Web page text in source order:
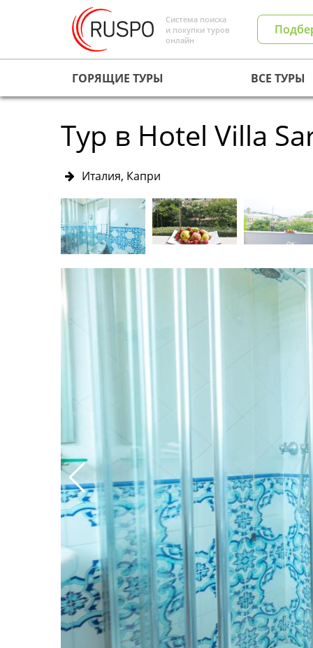
Система поиска
и покупки туров
онлайн
ГОРЯЩИЕ ТУРЫ ВСЕ ТУРЫ
Тур в Hotel Villa
Италия, Капри